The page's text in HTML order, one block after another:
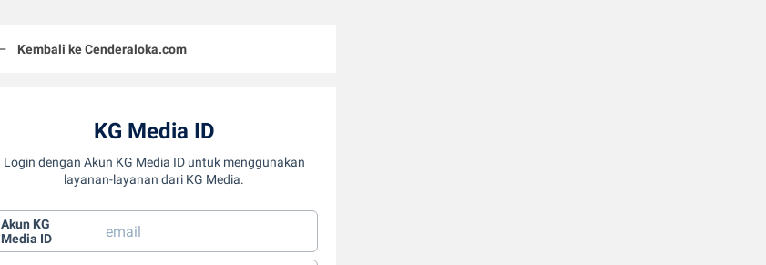
Kembali ke Cenderaloka.com
KG Media ID
Login dengan Akun KG Media ID untuk menggunakan
layanan-layanan dari KG Media.
Akun KG
Media ID